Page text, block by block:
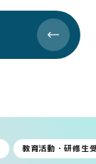
教育活動・研修生